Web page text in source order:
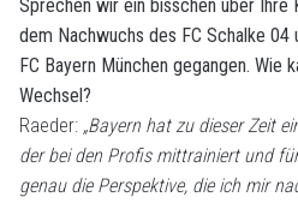
Sprechen wir ein bisschen über Ihre
dem Nachwuchs des FC Schalke 04
FC Bayern München gegangen. Wie
Wechsel?
Raeder: „Bayern hat zu dieser Zeit
der bei den Profis mittrainiert und
genau die Perspektive, die ich mir